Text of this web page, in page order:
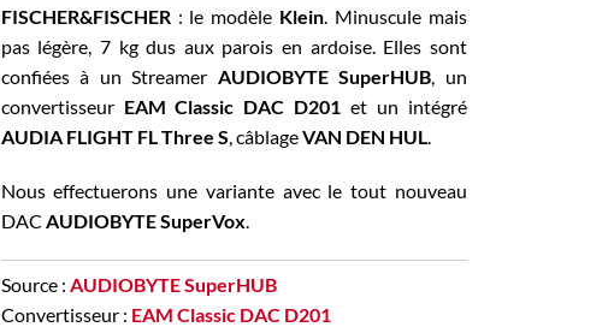
FISCHER&FISCHER: le modèle Klein. Minuscule mais
pas légère, 7 kg dus aux parois en ardoise. Elles sont
confiées à un Streamer AUDIOBYTE SuperHUB, un
convertisseur EAM Classic DAC D201 et un intégré
AUDIA FLIGHT FL Three S, câblageVAN DEN HUL.
Nous effectuerons une variante avec le tout nouveau
DAC AUDIOBYTE SuperVox.
Source : AUDIOBYTE SuperHUB
Convertisseur : EAM Classic DAC D201